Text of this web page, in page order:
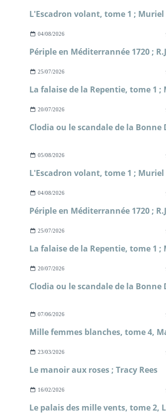
04/08/2026
25/07/2026
20/07/2026
05/08/2026
04/08/2026
25/07/2026
20/07/2026
07/06/2026
23/03/2026
Le manoir aux roses ; Tracy Rees
16/02/2026